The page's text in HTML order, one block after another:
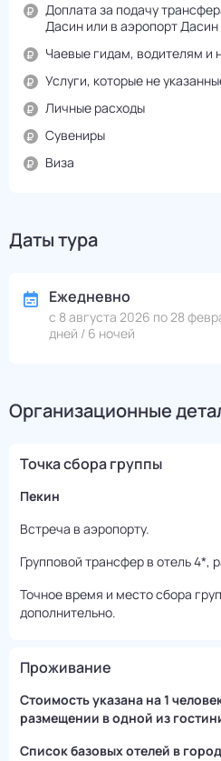
Доплата за подачу
Дасин или в аэропорт Дасин
Чаевые гидам, водителям и
Услуги, которые не
Личные расходы
Сувениры
Виза
Даты тура
Ежедневно
с 8 августа 2026 по 28
дней / 6 ночей
Организационные
Точка сбора группы
Пекин
Встреча в аэропорту.
Групповой трансфер в отель 4*,
Точное время и место сбора
дополнительно.
Проживание
Стоимость указана на 1
размещении в одной из
Список базовых отелей в